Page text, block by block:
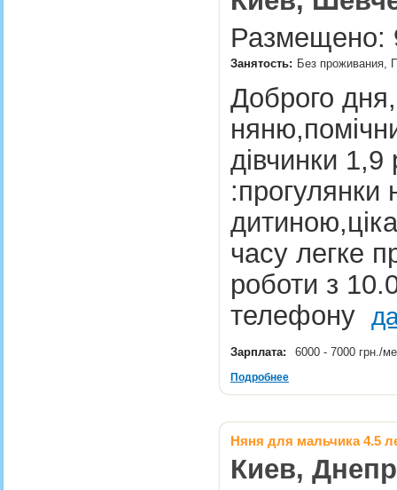
Размещено:
Занятость: Без проживания,
Доброго
дівчинки 1,9
:прогулянки
часу легке
роботи з
телефону
Зарплата: 6000 - 7000 грн./
Подробнее
Няня для мальчика 4.5
Киев,